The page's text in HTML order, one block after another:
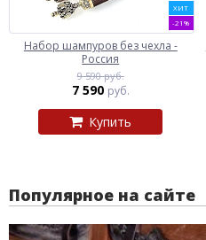
ХИТ
-21%
Набор шампуров без чехла -
Россия
9 590 руб.
7 590 руб.
Купить
Популярное на сайте